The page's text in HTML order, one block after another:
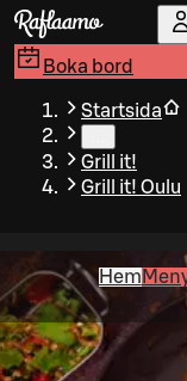
Gå till
Boka bord
Startsida
Grill it!
Grill it! Oulu
Hem